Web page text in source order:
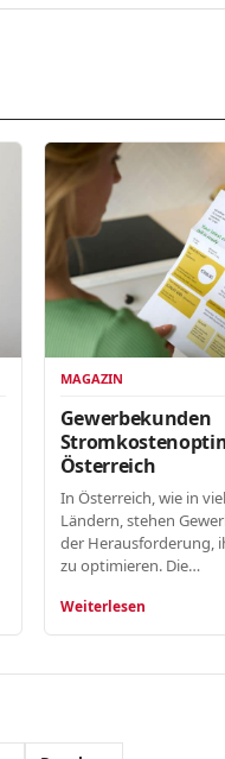
MAGAZIN
Gewerbekunden
Österreich
In Österreich, wie in
Ländern, stehen
der Herausforderung,
zu optimieren. Die…
Weiterlesen